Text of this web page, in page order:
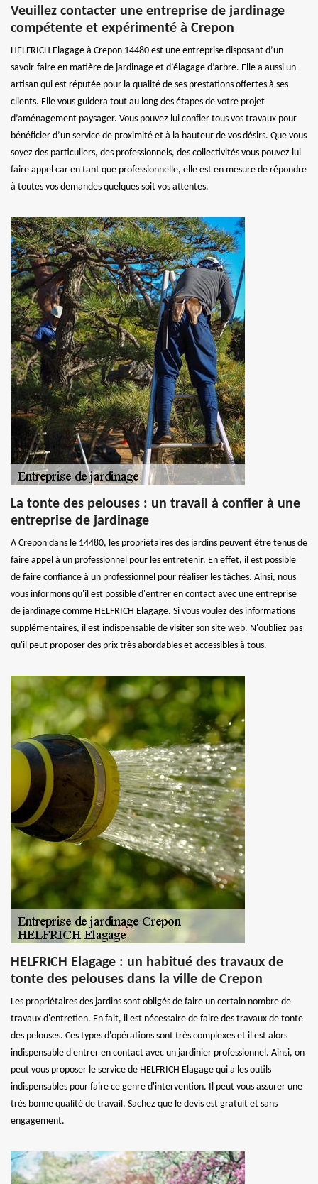
Veuillez contacter une entreprise de jardinage
compétente et expérimenté à Crepon
HELFRICH Elagage à Crepon 14480 est une entreprise disposant d’un
savoir-faire en matière de jardinage et d’élagage d’arbre. Elle a aussi un
artisan qui est réputée pour la qualité de ses prestations offertes à ses
clients. Elle vous guidera tout au long des étapes de votre projet
d’aménagement paysager. Vous pouvez lui confier tous vos travaux pour
bénéficier d’un service de proximité et à la hauteur de vos désirs. Que vous
soyez des particuliers, des professionnels, des collectivités vous pouvez lui
faire appel car en tant que professionnelle, elle est en mesure de répondre
à toutes vos demandes quelques soit vos attentes.
La tonte des pelouses : un travail à confier à une
entreprise de jardinage
A Crepon dans le 14480, les propriétaires des jardins peuvent être tenus de
faire appel à un professionnel pour les entretenir. En effet, il est possible
de faire confiance à un professionnel pour réaliser les tâches. Ainsi, nous
vous informons qu'il est possible d'entrer en contact avec une entreprise
de jardinage comme HELFRICH Elagage. Si vous voulez des informations
supplémentaires, il est indispensable de visiter son site web. N'oubliez pas
qu'il peut proposer des prix très abordables et accessibles à tous.
HELFRICH Elagage : un habitué des travaux de
tonte des pelouses dans la ville de Crepon
Les propriétaires des jardins sont obligés de faire un certain nombre de
travaux d'entretien. En fait, il est nécessaire de faire des travaux de tonte
des pelouses. Ces types d'opérations sont très complexes et il est alors
indispensable d'entrer en contact avec un jardinier professionnel. Ainsi, on
peut vous proposer le service de HELFRICH Elagage qui a les outils
indispensables pour faire ce genre d'intervention. Il peut vous assurer une
très bonne qualité de travail. Sachez que le devis est gratuit et sans
engagement.